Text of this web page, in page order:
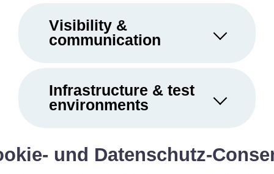
und Datenschutz-
Visibility &
communication
Infrastructure & test
environments